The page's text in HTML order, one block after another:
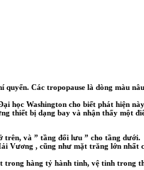
Các tropopause là dòng màu
học Washington cho biết phát hiện
thiết bị dạng bay và nhận thấy một
trên, và ” tầng đối lưu ” cho tầng dưới.
Vương , cũng như mặt trăng lớn
trong hàng tỷ hành tinh, vệ tinh trong